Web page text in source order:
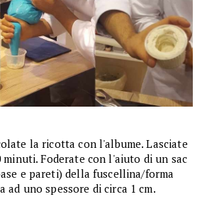
la ricotta con l'albume. Lasciate
Foderate con l'aiuto di un sac
e pareti) della fuscellina/forma
uno spessore di circa 1 cm.